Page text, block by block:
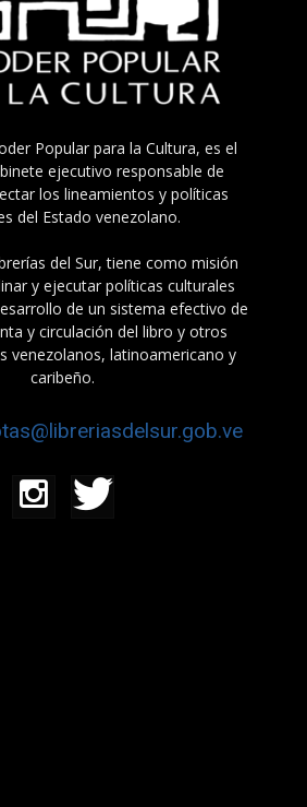
Popular para la Cultura, es el
ejecutivo responsable de
los lineamientos y políticas
del Estado venezolano.
del Sur, tiene como misión
y ejecutar políticas culturales
de un sistema efectivo de
y circulación del libro y otros
venezolanos, latinoamericano y
caribeño.